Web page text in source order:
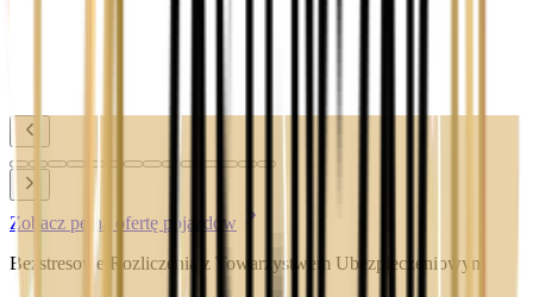
Zobacz pełną ofertę pojazdów
Bezstresowe Rozliczenia z Towarzystwem Ubezpieczeniowym